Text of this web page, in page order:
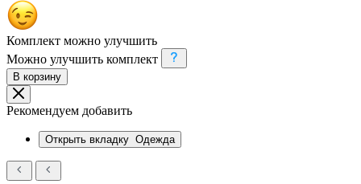
Комплект можно улучшить
Можно улучшить комплект
В корзину
Рекомендуем добавить
Открыть вкладку Одежда